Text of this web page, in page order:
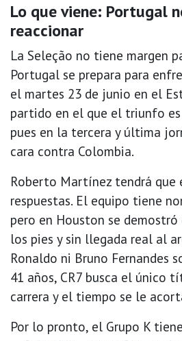
Lo que viene: Portugal
reaccionar
La Seleção no tiene margen
Portugal se prepara para
el martes 23 de junio en el
partido en el que el triunfo
pues en la tercera y última
cara contra Colombia.
Roberto Martínez tendrá que
respuestas. El equipo tiene
pero en Houston se
los pies y sin llegada real al
Ronaldo ni Bruno Fernandes
41 años, CR7 busca el único
carrera y el tiempo se le
Por lo pronto, el Grupo K